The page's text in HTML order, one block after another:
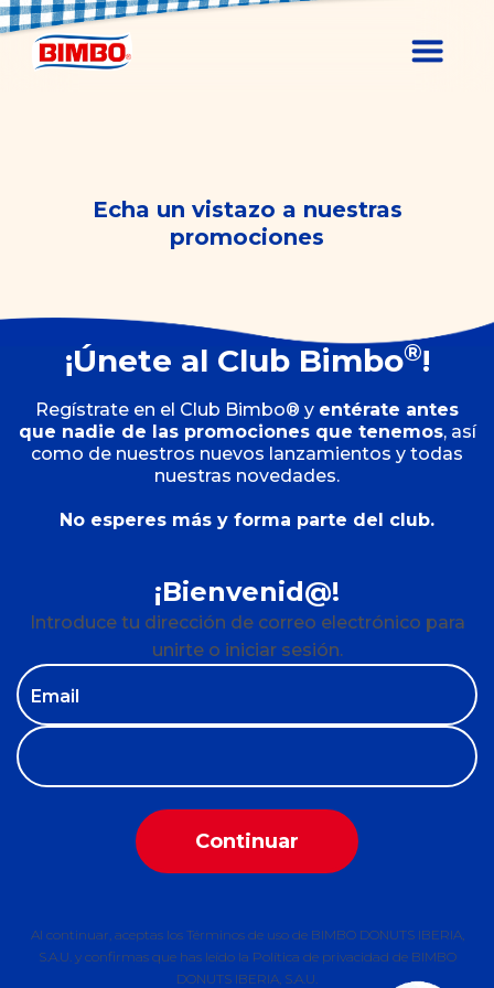
Echa un vistazo a nuestras
promociones
¡Únete al Club Bimbo®!
Regístrate en el Club Bimbo® y entérate antes
que nadie de las promociones que tenemos, así
como de nuestros nuevos lanzamientos y todas
nuestras novedades.
No esperes más y forma parte del club.
¡Bienvenid@!
Introduce tu dirección de correo electrónico para
unirte o iniciar sesión.
Email
Continuar
Al continuar, aceptas los Términos de usode BIMBO DONUTS IBERIA,
S.A.U. y confirmas que has leído la Política de privacidad de BIMBO
DONUTS IBERIA, S.A.U.